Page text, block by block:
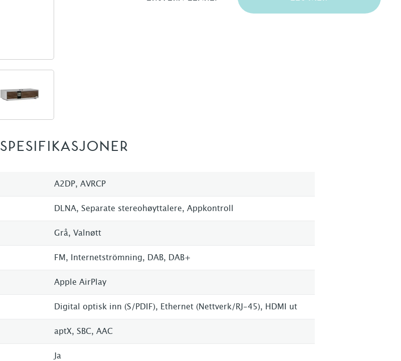
SPESIFIKASJONER
A2DP, AVRCP
DLNA, Separate stereohøyttalere, Appkontroll
Grå, Valnøtt
FM, Internetströmning, DAB, DAB+
Apple AirPlay
Digital optisk inn (S/PDIF), Ethernet (Nettverk/RJ-45), HDMI ut
aptX, SBC, AAC
Ja